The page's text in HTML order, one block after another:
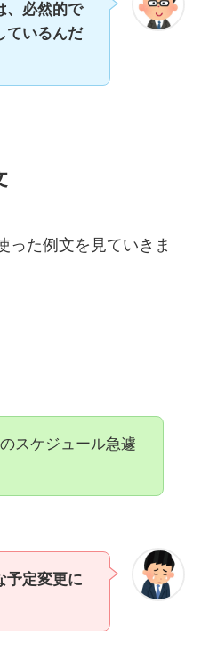
、必然的で
ているんだ
った例文を見ていきま
スケジュール急遽
予定変更に